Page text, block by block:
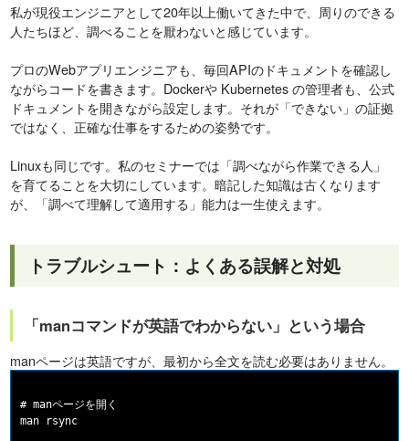
私が現役エンジニアとして20年以上働いてきた中で、周りのできる
人たちほど、調べることを厭わないと感じています。
プロのWebアプリエンジニアも、毎回APIのドキュメントを確認し
ながらコードを書きます。Dockerや Kubernetes の管理者も、公式
ドキュメントを開きながら設定します。それが「できない」の証拠
ではなく、正確な仕事をするための姿勢です。
Linuxも同じです。私のセミナーでは「調べながら作業できる人」
を育てることを大切にしています。暗記した知識は古くなります
が、「調べて理解して適用する」能力は一生使えます。
トラブルシュート：よくある誤解と対処
「manコマンドが英語でわからない」という場合
manページは英語ですが、最初から全文を読む必要はありません。
# manページを開く
man rsync